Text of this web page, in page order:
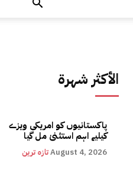
الأكثر شهرة
پاکستانیوں کو امریکی ویزے
کیلیے اہم استثنیٰ مل گیا
تازہ ترینAugust 4, 2026